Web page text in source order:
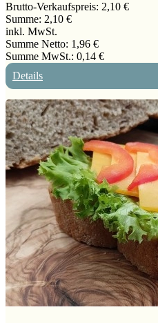
Brutto-Verkaufspreis: 2,10 €
Summe: 2,10 €
inkl. MwSt.
Summe Netto: 1,96 €
Summe MwSt.: 0,14 €
Details